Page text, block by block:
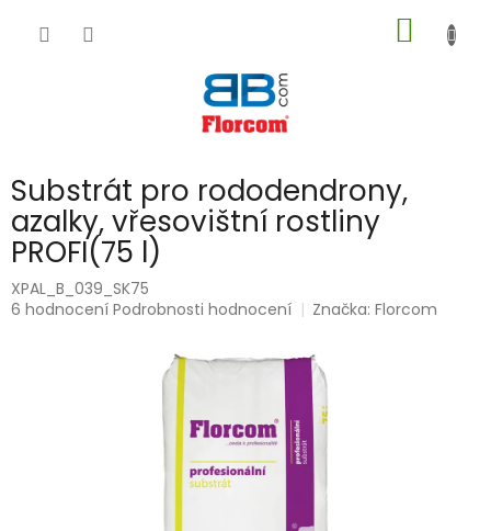
KOŠÍK
Substrát pro rododendrony,
azalky, vřesovištní rostliny
PROFI(75 l)
XPAL_B_039_SK75
Průměrné
6 hodnocení Podrobnosti hodnocení Značka:Florcom